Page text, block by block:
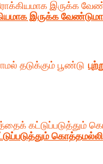
இருக்க
கொத்தமல்லி